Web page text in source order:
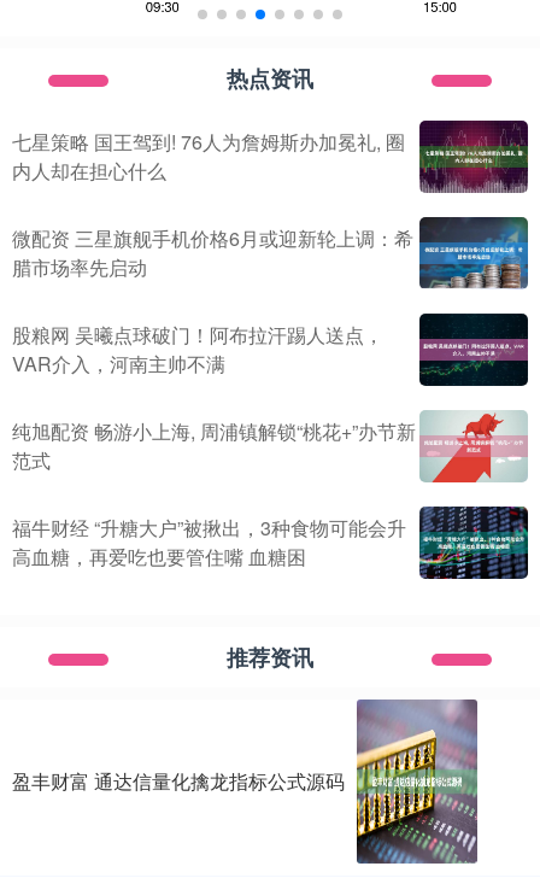
热点资讯
七星策略 国王驾到! 76人为詹姆斯办加冕礼, 圈
内人却在担心什么
微配资 三星旗舰手机价格6月或迎新轮上调：希
腊市场率先启动
股粮网 吴曦点球破门！阿布拉汗踢人送点，
VAR介入，河南主帅不满
纯旭配资 畅游小上海, 周浦镇解锁“桃花+”办节新
范式
福牛财经 “升糖大户”被揪出，3种食物可能会升
高血糖，再爱吃也要管住嘴 血糖困
推荐资讯
盈丰财富 通达信量化擒龙指标公式源码